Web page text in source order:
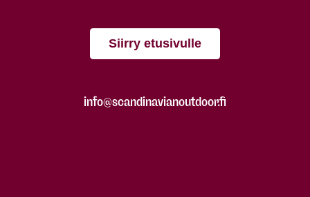
Siirry etusivulle
info@scandinavianoutdoor.fi